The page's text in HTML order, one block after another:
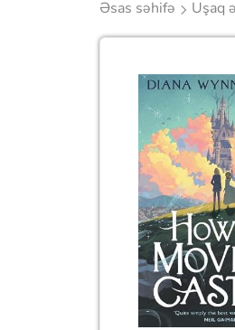
Əsas səhifə Uşaq